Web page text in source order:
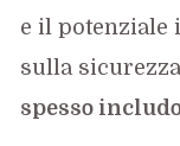
e il potenziale
sulla
spesso